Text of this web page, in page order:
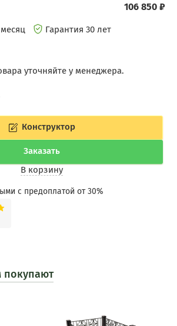
106 850 ₽
Гарантия 30 лет
уточняйте у менеджера.
Конструктор
Заказать
В корзину
с предоплатой от 30%
покупают